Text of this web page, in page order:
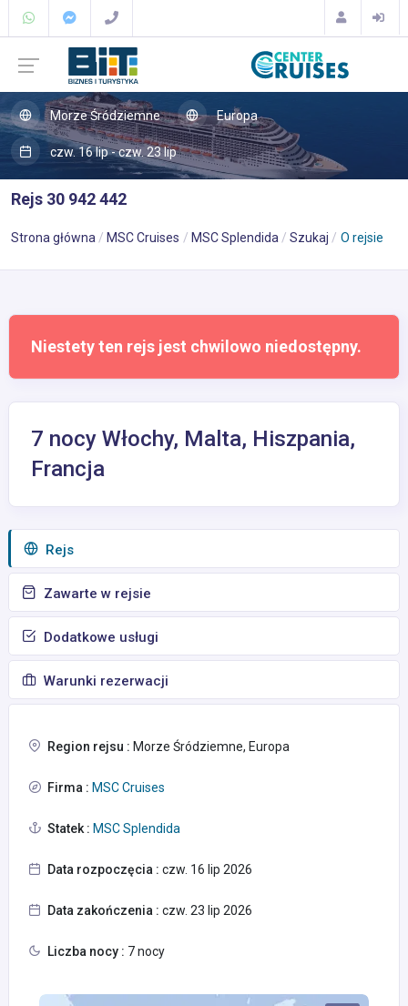
Morze Śródziemne Europa
czw. 16 lip - czw. 23 lip
Rejs 30 942 442
Strona główna MSC Cruises MSC Splendida Szukaj O rejsie
Niestety ten rejs jest chwilowo niedostępny.
7 nocy Włochy, Malta, Hiszpania,
Francja
Rejs
Zawarte w rejsie
Dodatkowe usługi
Warunki rezerwacji
Region rejsu : Morze Śródziemne, Europa
Firma : MSC Cruises
Statek : MSC Splendida
Data rozpoczęcia : czw. 16 lip 2026
Data zakończenia : czw. 23 lip 2026
Liczba nocy : 7 nocy